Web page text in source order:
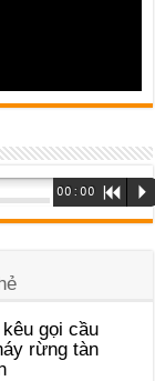
00:00 R P
gọi cầu
rừng tàn